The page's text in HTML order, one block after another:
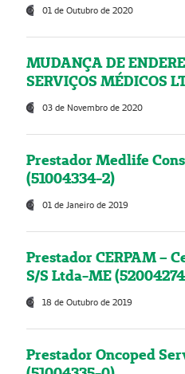
01 de Outubro de 2020
MUDANÇA DE
SERVIÇOS MÉDICOS
03 de Novembro de 2020
Prestador Medlife
(51004334-2)
01 de Janeiro de 2019
Prestador CERPAM –
S/S Ltda-ME
18 de Outubro de 2019
Prestador Oncoped